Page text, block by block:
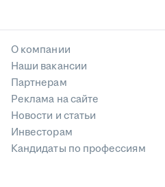
О компании
Наши вакансии
Партнерам
Реклама на сайте
Новости и статьи
Инвесторам
Кандидаты по профессиям